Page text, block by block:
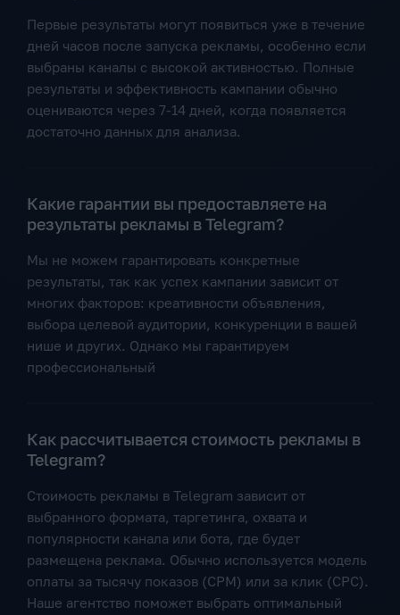
Первые результаты могут появиться уже в течение
дней часов после запуска рекламы, особенно если
выбраны каналы с высокой активностью. Полные
результаты и эффективность кампании обычно
оцениваются через 7-14 дней, когда появляется
достаточно данных для анализа.
Какие гарантии вы предоставляете на
результаты рекламы в Telegram?
Мы не можем гарантировать конкретные
результаты, так как успех кампании зависит от
многих факторов: креативности объявления,
выбора целевой аудитории, конкуренции в вашей
нише и других. Однако мы гарантируем
профессиональный
Как рассчитывается стоимость рекламы в
Telegram?
Стоимость рекламы в Telegram зависит от
выбранного формата, таргетинга, охвата и
популярности канала или бота, где будет
размещена реклама. Обычно используется модель
оплаты за тысячу показов (CPM) или за клик (CPC).
Наше агентство поможет выбрать оптимальный